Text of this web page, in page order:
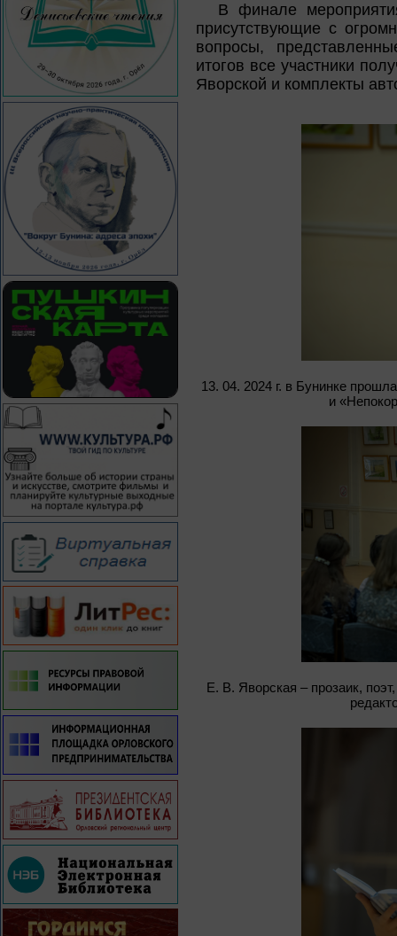
В финале
присутствующие с
вопросы,
итогов все участники
Яворской и комплекты
13. 04. 2024 г. в Бунинке
и
Е. В. Яворская – прозаик,